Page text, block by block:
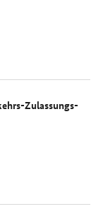
Zulassungs-